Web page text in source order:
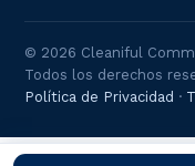
© 2026 Cleaniful
Todos los derechos
Política de Privacidad ·